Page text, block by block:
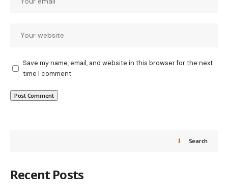
Save my name, email, and website in this browser for the next
time I comment.
Search
Recent Posts